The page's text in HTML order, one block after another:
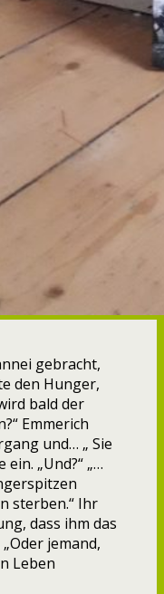
gebracht,
den Hunger,
bald der
Emmerich
und… „ Sie
„Und?“ „…
sterben.“ Ihr
dass ihm das
jemand,
Leben